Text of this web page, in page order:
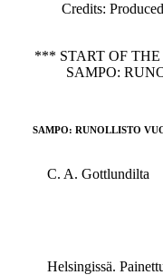
Credits:
*** START OF THE
SAMPO:
SAMPO: RUNOLLISTO
C. A. Gottlundilta
Helsingissä.